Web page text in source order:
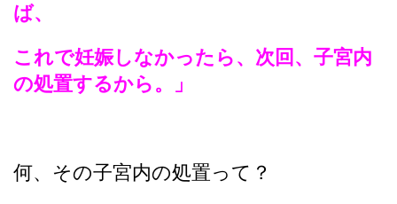
ば、
これで妊娠しなかったら、次回、子宮内
の処置するから。」
何、その子宮内の処置って？